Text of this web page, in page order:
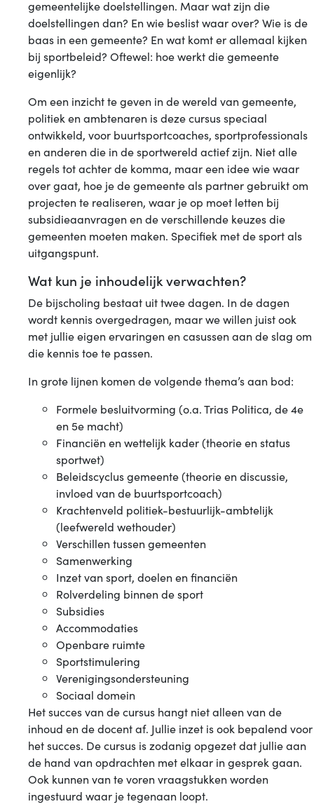
gemeentelijke doelstellingen. Maar wat zijn die
doelstellingen dan? En wie beslist waar over? Wie is de
baas in een gemeente? En wat komt er allemaal kijken
bij sportbeleid? Oftewel: hoe werkt die gemeente
eigenlijk?
Om een inzicht te geven in de wereld van gemeente,
politiek en ambtenaren is deze cursus speciaal
ontwikkeld, voor buurtsportcoaches, sportprofessionals
en anderen die in de sportwereld actief zijn. Niet alle
regels tot achter de komma, maar een idee wie waar
over gaat, hoe je de gemeente als partner gebruikt om
projecten te realiseren, waar je op moet letten bij
subsidieaanvragen en de verschillende keuzes die
gemeenten moeten maken. Specifiek met de sport als
uitgangspunt.
Wat kun je inhoudelijk verwachten?
De bijscholing bestaat uit twee dagen. In de dagen
wordt kennis overgedragen, maar we willen juist ook
met jullie eigen ervaringen en casussen aan de slag om
die kennis toe te passen.
In grote lijnen komen de volgende thema’s aan bod:
Formele besluitvorming (o.a. Trias Politica, de 4e
en 5e macht)
Financiën en wettelijk kader (theorie en status
sportwet)
Beleidscyclus gemeente (theorie en discussie,
invloed van de buurtsportcoach)
Krachtenveld politiek-bestuurlijk-ambtelijk
(leefwereld wethouder)
Verschillen tussen gemeenten
Samenwerking
Inzet van sport, doelen en financiën
Rolverdeling binnen de sport
Subsidies
Accommodaties
Openbare ruimte
Sportstimulering
Verenigingsondersteuning
Sociaal domein
Het succes van de cursus hangt niet alleen van de
inhoud en de docent af. Jullie inzet is ook bepalend voor
het succes. De cursus is zodanig opgezet dat jullie aan
de hand van opdrachten met elkaar in gesprek gaan.
Ook kunnen van te voren vraagstukken worden
ingestuurd waar je tegenaan loopt.